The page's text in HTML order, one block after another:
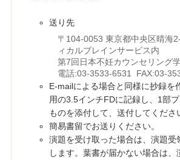
送り先
〒104-0053 東京都中央区晴海
ィカルブレインサービス内
第7回日本不妊カウンセリング
電話:03-3533-6531 FAX:03-
E-mailによる場合と同様に抄録を
用の3.5インチFDに記録し、1部
ものを添付して、送付してくださ
簡易書留でお送りください。
演題を受け取った場合は、演題受
します。葉書が届かない場合は、